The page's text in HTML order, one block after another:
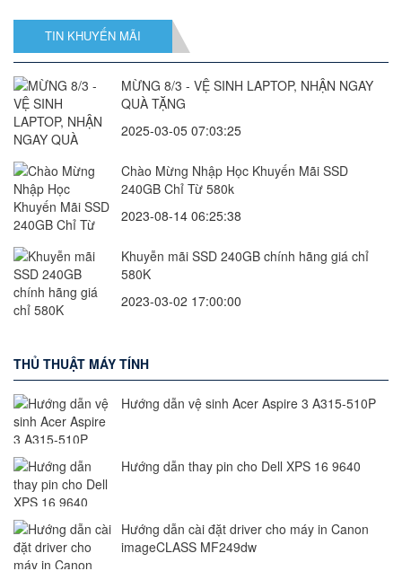
TIN KHUYẾN MÃI
MỪNG 8/3 - VỆ SINH LAPTOP, NHẬN NGAY
QUÀ TẶNG
2025-03-05 07:03:25
Chào Mừng Nhập Học Khuyến Mãi SSD
240GB Chỉ Từ 580k
2023-08-14 06:25:38
Khuyễn mãi SSD 240GB chính hãng giá chỉ
580K
2023-03-02 17:00:00
THỦ THUẬT MÁY TÍNH
Hướng dẫn vệ sinh Acer Aspire 3 A315-510P
Hướng dẫn thay pin cho Dell XPS 16 9640
Hướng dẫn cài đặt driver cho máy in Canon
imageCLASS MF249dw